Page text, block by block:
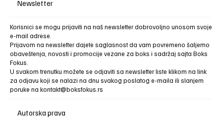
Newsletter
Korisnici se mogu prijaviti na naš newsletter dobrovoljno unosom svoje
e-mail adrese.
Prijavom na newsletter dajete saglasnost da vam povremeno šaljemo
obaveštenja, novosti i promocije vezane za boks i sadržaj sajta Boks
Fokus.
U svakom trenutku možete se odjaviti sa newsletter liste klikom na link
za odjavu koji se nalazi na dnu svakog poslatog e-maila ili slanjem
poruke na kontakt@boksfokus.rs
Autorska prava